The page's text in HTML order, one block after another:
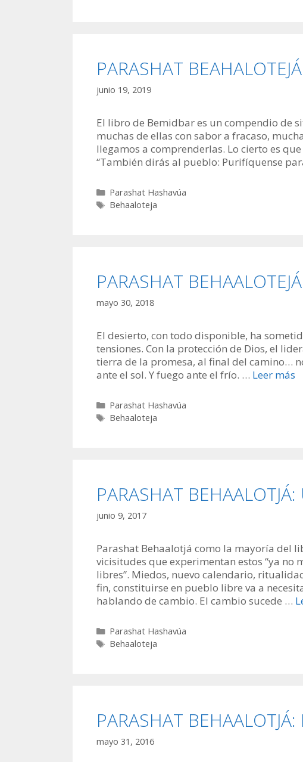
PARASHAT
junio 19, 2019
El libro de Bemidbar es un compendio de
muchas de ellas con sabor a fracaso,
llegamos a comprenderlas. Lo cierto es
“También dirás al pueblo: Purifíquense
Categorías
Parashat Hashavúa
Etiquetas
Behaaloteja
PARASHAT
mayo 30, 2018
El desierto, con todo disponible, ha
tensiones. Con la protección de Dios, el
tierra de la promesa, al final del camino…
ante el sol. Y fuego ante el frío. … Leer más
Categorías
Parashat Hashavúa
Etiquetas
Behaaloteja
PARASHAT
junio 9, 2017
Parashat Behaalotjá como la mayoría del
vicisitudes que experimentan estos “ya no
libres”. Miedos, nuevo calendario,
fin, constituirse en pueblo libre va a
hablando de cambio. El cambio sucede …
Categorías
Parashat Hashavúa
Etiquetas
Behaaloteja
PARASHAT
mayo 31, 2016